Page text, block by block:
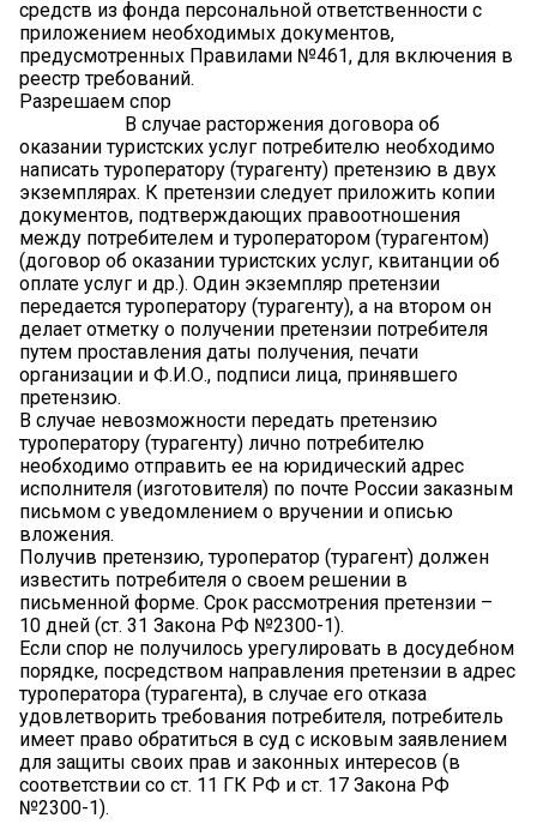
средств из фонда персональной ответственности с
приложением необходимых документов,
предусмотренных Правилами №461, для включения в
реестр требований.
Разрешаем спор
В случае расторжения договора об
оказании туристских услуг потребителю необходимо
написать туроператору (турагенту) претензию в двух
экземплярах. К претензии следует приложить копии
документов, подтверждающих правоотношения
между потребителем и туроператором (турагентом)
(договор об оказании туристских услуг, квитанции об
оплате услуг и др.). Один экземпляр претензии
передается туроператору (турагенту), а на втором он
делает отметку о получении претензии потребителя
путем проставления даты получения, печати
организации и Ф.И.О., подписи лица, принявшего
претензию.
В случае невозможности передать претензию
туроператору (турагенту) лично потребителю
необходимо отправить ее на юридический адрес
исполнителя (изготовителя) по почте России заказным
письмом с уведомлением о вручении и описью
вложения.
Получив претензию, туроператор (турагент) должен
известить потребителя о своем решении в
письменной форме. Срок рассмотрения претензии –
10 дней (ст. 31 Закона РФ №2300-1).
Если спор не получилось урегулировать в досудебном
порядке, посредством направления претензии в адрес
туроператора (турагента), в случае его отказа
удовлетворить требования потребителя, потребитель
имеет право обратиться в суд с исковым заявлением
для защиты своих прав и законных интересов (в
соответствии со ст. 11 ГК РФ и ст. 17 Закона РФ
№2300-1).